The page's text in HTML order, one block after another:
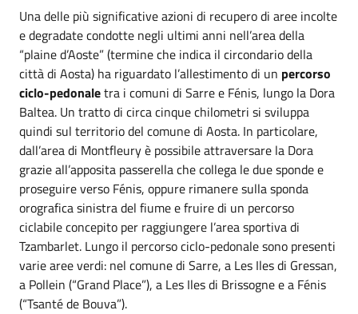
Una delle più significative azioni di recupero di aree incolte
e degradate condotte negli ultimi anni nell’area della
“plaine d’Aoste” (termine che indica il circondario della
città di Aosta) ha riguardato l’allestimento di un percorso
ciclo-pedonaletra i comuni di Sarre e Fénis, lungo la Dora
Baltea. Un tratto di circa cinque chilometri si sviluppa
quindi sul territorio del comune di Aosta. In particolare,
dall’area di Montfleury è possibile attraversare la Dora
grazie all’apposita passerella che collega le due sponde e
proseguire verso Fénis, oppure rimanere sulla sponda
orografica sinistra del fiume e fruire di un percorso
ciclabile concepito per raggiungere l’area sportiva di
Tzambarlet. Lungo il percorso ciclo-pedonale sono presenti
varie aree verdi: nel comune di Sarre, a Les Iles di Gressan,
a Pollein (“Grand Place”), a Les Iles di Brissogne e a Fénis
(“Tsanté de Bouva”).